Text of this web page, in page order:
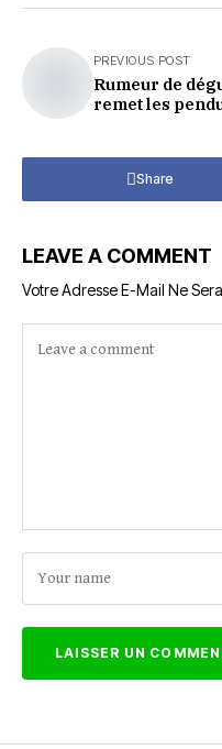
PREVIOUS POST
Rumeur de
remet les
Share
LEAVE A COMMENT
Votre Adresse E-Mail Ne